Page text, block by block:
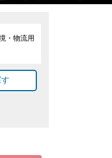
・物流用